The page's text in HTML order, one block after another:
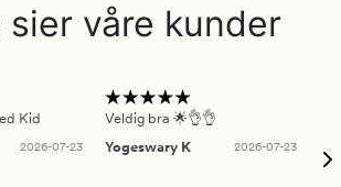
sier våre kunder
Kid
2026-07-23
Veldig bra 🌟👌👌
Yogeswary K
2026-07-23